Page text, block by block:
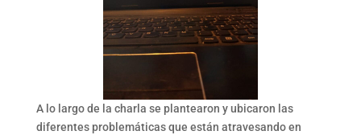
A lo largo de la charla se plantearon y ubicaron las
diferentes problemáticas que están atravesando en